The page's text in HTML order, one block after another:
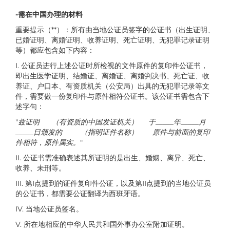
-需在中国办理的材料
重要提示（**）：所有由当地公证员签字的公证书（出生证明、
已婚证明、离婚证明、收养证明、死亡证明、无犯罪记录证明
等）都应包含如下内容：
I. 公证员进行上述公证时所检视的文件原件的复印件公证书，
即出生医学证明、结婚证、离婚证、离婚判决书、死亡证、收
养证、户口本、有资质机关（公安局）出具的无犯罪记录等文
件，需要做一份复印件与原件相符公证书。该公证书需包含下
述字句：
"兹证明 （有资质的中国发证机关） 于_____年_____月
_____日颁发的 （指明证件名称） 原件与前面的复印
件相符，原件属实。 "
II. 公证书需准确表述其所证明的是出生、婚姻、离异、死亡、
收养、未刑等。
III. 第I点提到的证件复印件公证，以及第II点提到的当地公证员
的公证书，都需要公证翻译为西班牙语。
IV. 当地公证员签名。
V. 所在地相应的中华人民共和国外事办公室附加证明。